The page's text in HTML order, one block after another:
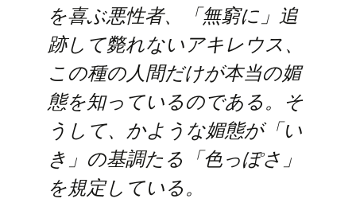
を喜ぶ悪性者、「無窮に」追
跡して斃れないアキレウス、
この種の人間だけが本当の媚
態を知っているのである。そ
うして、かような媚態が「い
き」の基調たる「色っぽさ」
を規定している。